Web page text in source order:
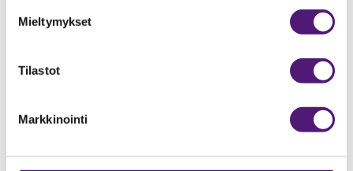
Mieltymykset
Tilastot
Markkinointi